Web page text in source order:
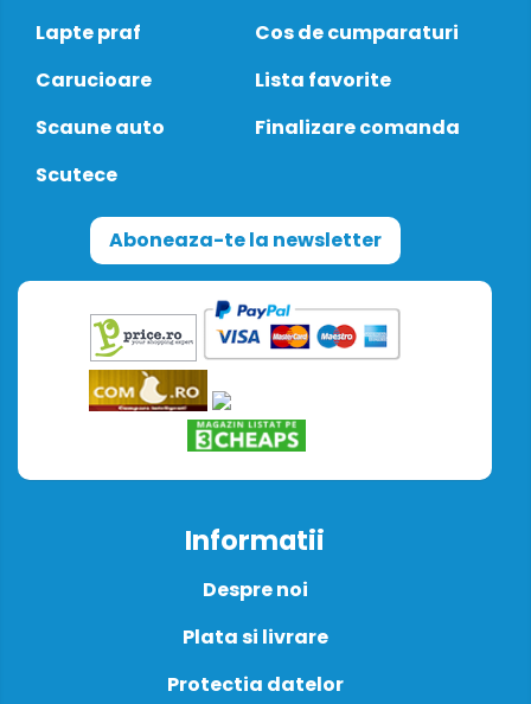
Lapte praf
Carucioare
Scaune auto
Scutece
Cos de cumparaturi
Lista favorite
Finalizare comanda
Aboneaza-te la newsletter
Informatii
Despre noi
Plata si livrare
Protectia datelor